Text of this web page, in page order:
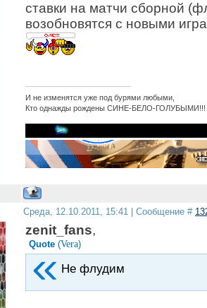
ставки на матчи сборной
возобновятся с новыми
И не изменятся уже под бурями любыми,
Кто однажды рождены СИНЕ-БЕЛО-ГОЛУБЫМИ!!!
Среда, 12.10.2011, 15:41 | Сообщение #
zenit_fans,
Quote (Vera)
Не флудим